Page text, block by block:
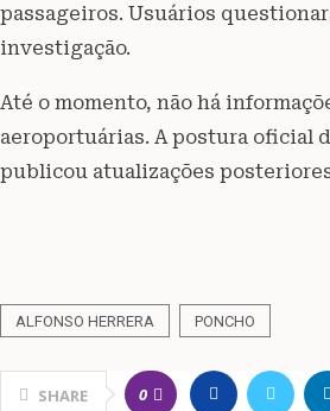
passageiros. Usuários
investigação.
Até o momento, não há
aeroportuárias. A postura oficial
publicou atualizações
ALFONSO HERRERA PONCHO
SHARE 0